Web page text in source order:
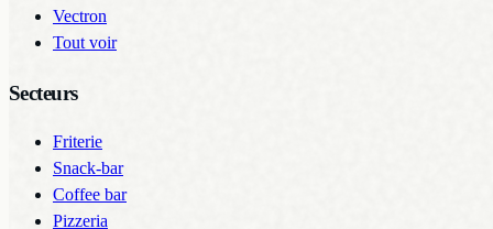
Vectron
Tout voir
Secteurs
Friterie
Snack-bar
Coffee bar
Pizzeria